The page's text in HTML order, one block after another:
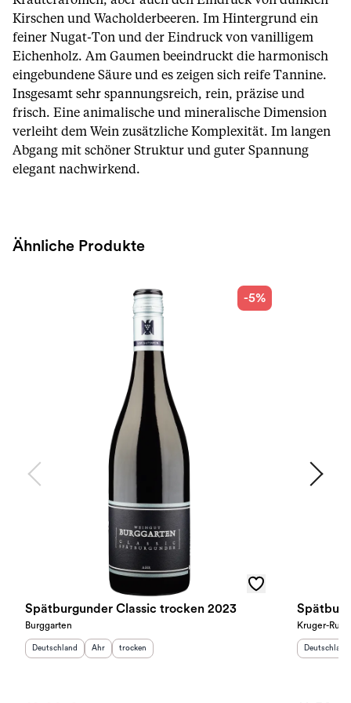
Kirschen und Wacholderbeeren. Im Hintergrund ein
feiner Nugat-Ton und der Eindruck von vanilligem
Eichenholz. Am Gaumen beeindruckt die harmonisch
eingebundene Säure und es zeigen sich reife Tannine.
Insgesamt sehr spannungsreich, rein, präzise und
frisch. Eine animalische und mineralische Dimension
verleiht dem Wein zusätzliche Komplexität. Im langen
Abgang mit schöner Struktur und guter Spannung
elegant nachwirkend.
Ähnliche Produkte
-5%
Spätburgunder Classic trocken 2023
Burggarten
Herkunftsland
Deutschland Herkunftsregion
Ahr Geschmack
trocken
Kruger-
Deutschland